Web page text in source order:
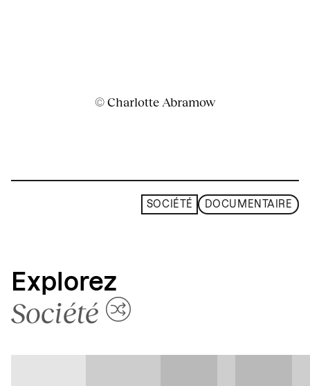
© Charlotte Abramow
SOCIÉTÉ DOCUMENTAIRE
Explorez
Société